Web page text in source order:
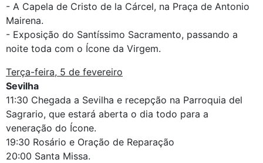
- A Capela de Cristo de la Cárcel, na Praça de Antonio
Mairena.
- Exposição do Santíssimo Sacramento, passando a
noite toda com o Ícone da Virgem.
Terça-feira, 5 de fevereiro
Sevilha
11:30 Chegada a Sevilha e recepção na Parroquia del
Sagrario, que estará aberta o dia todo para a
veneração do Ícone.
19:30 Rosário e Oração de Reparação
20:00 Santa Missa.